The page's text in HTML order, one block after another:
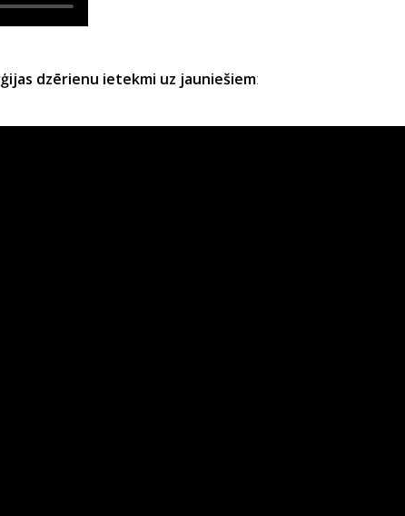
dzērienu ietekmi uz jauniešiem: